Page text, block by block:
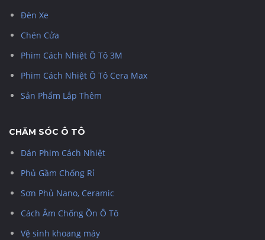
Đèn Xe
Chén Cửa
Phim Cách Nhiệt Ô Tô 3M
Phim Cách Nhiệt Ô Tô Cera Max
Sản Phẩm Lắp Thêm
CHĂM SÓC Ô TÔ
Dán Phim Cách Nhiệt
Phủ Gầm Chống Rỉ
Sơn Phủ Nano, Ceramic
Cách Âm Chống Ồn Ô Tô
Vệ sinh khoang máy